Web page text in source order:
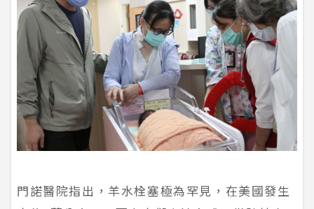
門諾醫院指出，羊水栓塞極為罕見，在美國發生